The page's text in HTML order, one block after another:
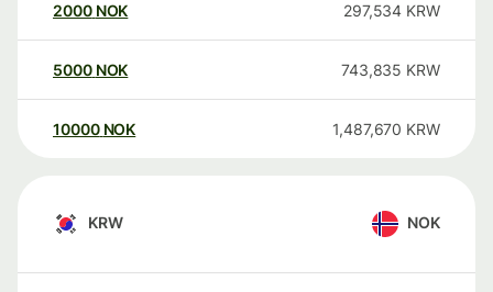
2000 NOK 297,534 KRW
5000 NOK 743,835 KRW
10000 NOK 1,487,670 KRW
KRW NOK